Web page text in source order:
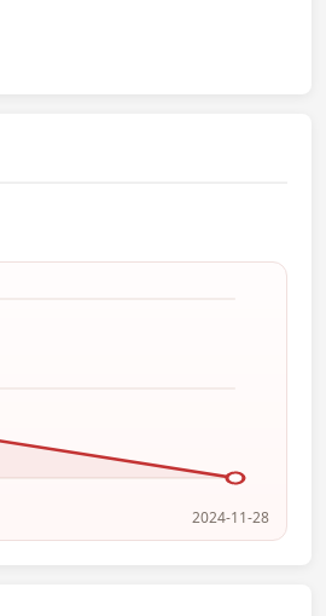
2024-11-28